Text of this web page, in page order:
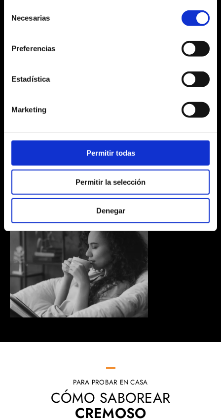
Necesarias
Preferencias
Estadística
Marketing
Permitir todas
Permitir la selección
Denegar
PARA PROBAR EN CASA
CÓMO SABOREAR
CREMOSO
for:
for: